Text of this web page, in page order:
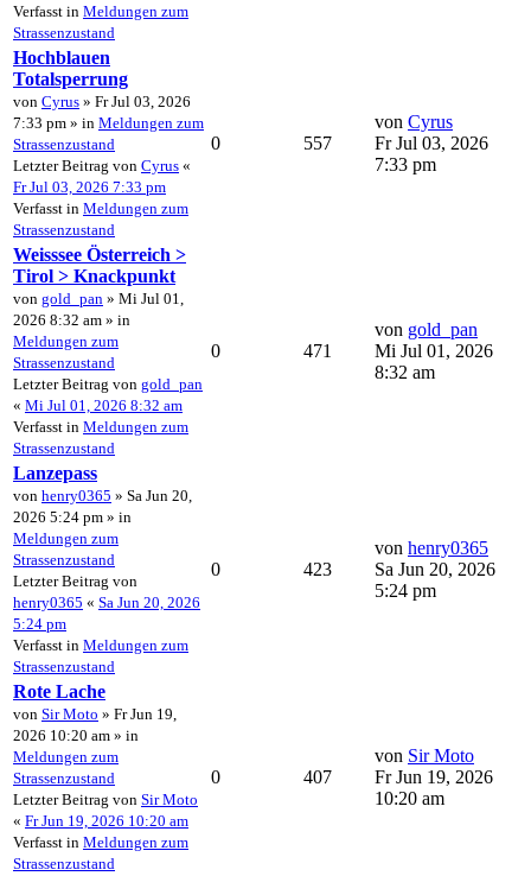
Verfasst in Meldungen zum
Strassenzustand
Hochblauen
Totalsperrung
von Cyrus » Fr Jul 03, 2026
7:33 pm » in Meldungen zum
Strassenzustand
Letzter Beitrag von Cyrus «
Fr Jul 03, 2026 7:33 pm
Verfasst in Meldungen zum
Strassenzustand
0 557
von Cyrus
Fr Jul 03, 2026
7:33 pm
Weisssee Österreich >
Tirol > Knackpunkt
von gold_pan » Mi Jul 01,
2026 8:32 am » in
Meldungen zum
Strassenzustand
Letzter Beitrag von gold_pan
« Mi Jul 01, 2026 8:32 am
Verfasst in Meldungen zum
Strassenzustand
0 471
von gold_pan
Mi Jul 01, 2026
8:32 am
Lanzepass
von henry0365 » Sa Jun 20,
2026 5:24 pm » in
Meldungen zum
Strassenzustand
Letzter Beitrag von
henry0365 « Sa Jun 20, 2026
5:24 pm
Verfasst in Meldungen zum
Strassenzustand
0 423
von henry0365
Sa Jun 20, 2026
5:24 pm
Rote Lache
von Sir Moto » Fr Jun 19,
2026 10:20 am » in
Meldungen zum
Strassenzustand
Letzter Beitrag von Sir Moto
« Fr Jun 19, 2026 10:20 am
Verfasst in Meldungen zum
Strassenzustand
0 407
von Sir Moto
Fr Jun 19, 2026
10:20 am